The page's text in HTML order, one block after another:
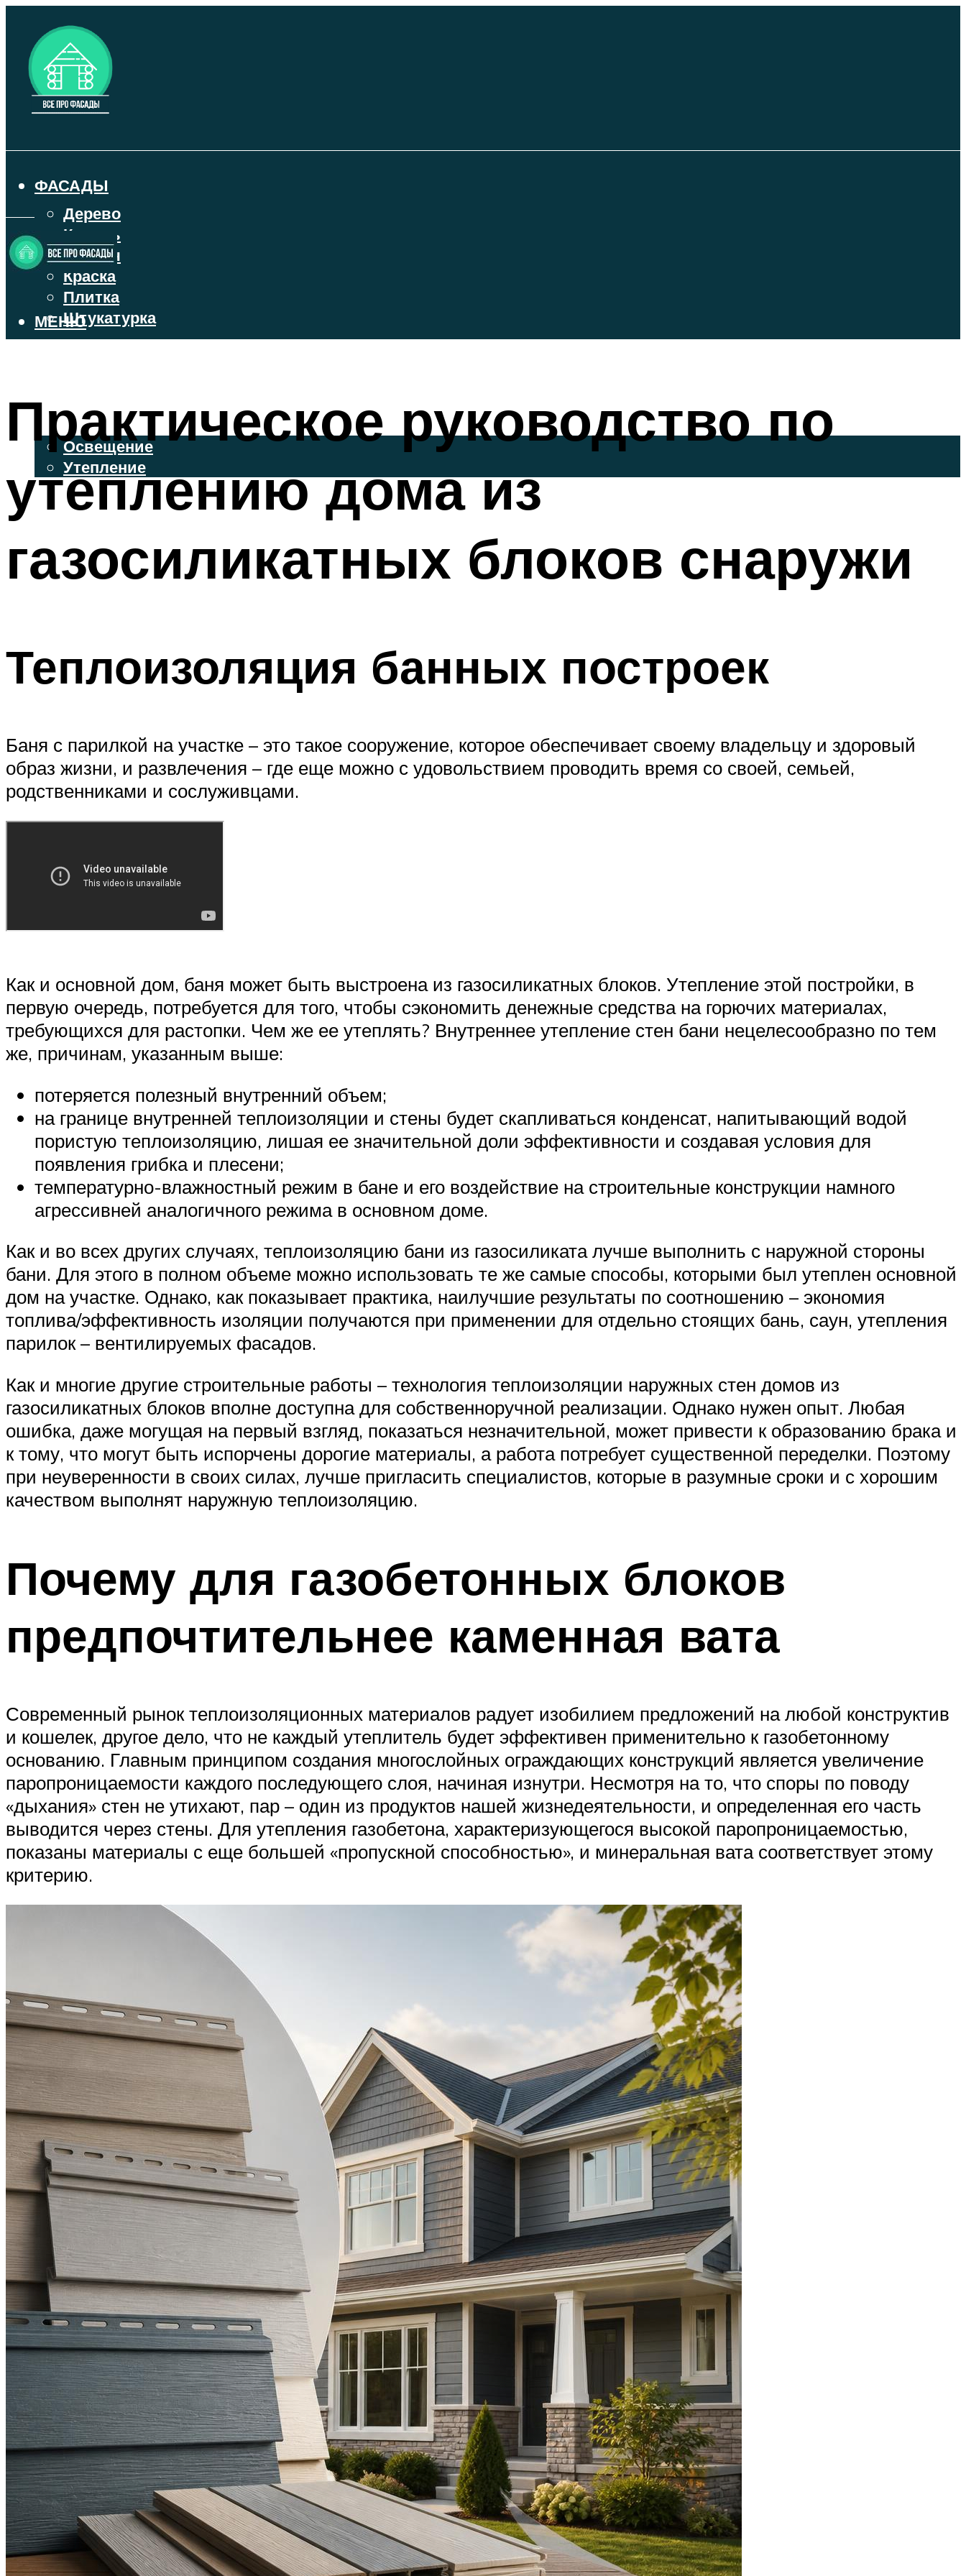
ФАСАДЫ
Дерево
Камень
Кирпич
Краска
Плитка
Штукатурка
ВЕНТИЛИРУЕМЫЕ ФАСАДЫ
ОСВЕЩЕНИЕ И УТЕПЛЕНИЕ
Освещение
Утепление
ДЕКОР
МЕНЮ
МЕНЮ
Практическое руководство по
утеплению дома из
газосиликатных блоков снаружи
Теплоизоляция банных построек
Баня с парилкой на участке – это такое сооружение, которое обеспечивает своему владельцу и здоровый
образ жизни, и развлечения – где еще можно с удовольствием проводить время со своей, семьей,
родственниками и сослуживцами.
Как и основной дом, баня может быть выстроена из газосиликатных блоков. Утепление этой постройки, в
первую очередь, потребуется для того, чтобы сэкономить денежные средства на горючих материалах,
требующихся для растопки. Чем же ее утеплять? Внутреннее утепление стен бани нецелесообразно по тем
же, причинам, указанным выше:
потеряется полезный внутренний объем;
на границе внутренней теплоизоляции и стены будет скапливаться конденсат, напитывающий водой
пористую теплоизоляцию, лишая ее значительной доли эффективности и создавая условия для
появления грибка и плесени;
температурно-влажностный режим в бане и его воздействие на строительные конструкции намного
агрессивней аналогичного режима в основном доме.
Как и во всех других случаях, теплоизоляцию бани из газосиликата лучше выполнить с наружной стороны
бани. Для этого в полном объеме можно использовать те же самые способы, которыми был утеплен основной
дом на участке. Однако, как показывает практика, наилучшие результаты по соотношению – экономия
топлива/эффективность изоляции получаются при применении для отдельно стоящих бань, саун, утепления
парилок – вентилируемых фасадов.
Как и многие другие строительные работы – технология теплоизоляции наружных стен домов из
газосиликатных блоков вполне доступна для собственноручной реализации. Однако нужен опыт. Любая
ошибка, даже могущая на первый взгляд, показаться незначительной, может привести к образованию брака и
к тому, что могут быть испорчены дорогие материалы, а работа потребует существенной переделки. Поэтому
при неуверенности в своих силах, лучше пригласить специалистов, которые в разумные сроки и с хорошим
качеством выполнят наружную теплоизоляцию.
Почему для газобетонных блоков
предпочтительнее каменная вата
Современный рынок теплоизоляционных материалов радует изобилием предложений на любой конструктив
и кошелек, другое дело, что не каждый утеплитель будет эффективен применительно к газобетонному
основанию. Главным принципом создания многослойных ограждающих конструкций является увеличение
паропроницаемости каждого последующего слоя, начиная изнутри. Несмотря на то, что споры по поводу
«дыхания» стен не утихают, пар – один из продуктов нашей жизнедеятельности, и определенная его часть
выводится через стены. Для утепления газобетона, характеризующегося высокой паропроницаемостью,
показаны материалы с еще большей «пропускной способностью», и минеральная вата соответствует этому
критерию.